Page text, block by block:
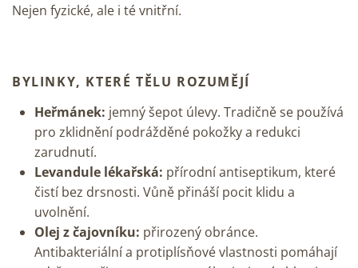
Nejen fyzické, ale i té vnitřní.
BYLINKY, KTERÉ TĚLU ROZUMĚJÍ
Heřmánek: jemný šepot úlevy. Tradičně se používá
pro zklidnění podrážděné pokožky a redukci
zarudnutí.
Levandule lékařská: přírodní antiseptikum, které
čistí bez drsnosti. Vůně přináší pocit klidu a
uvolnění.
Olej z čajovníku: přirozený obránce.
Antibakteriální a protiplísňové vlastnosti pomáhají